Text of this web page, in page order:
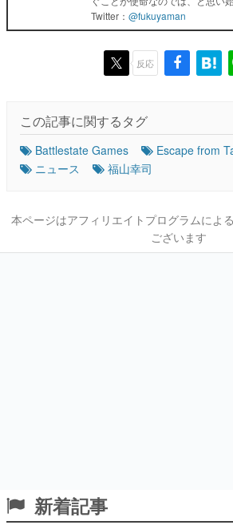
Twitter： @fukuyaman
反応
この記事に関するタグ
Battlestate Games
Escape from
ニュース
福山幸司
本ページはアフィリエイトプログラムによ
ございます
新着記事